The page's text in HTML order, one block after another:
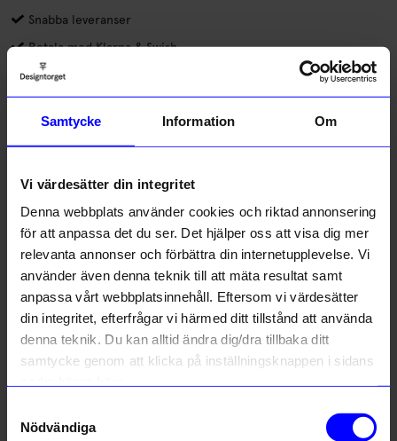
Samtycke Information Om
Vi värdesätter din integritet
Denna webbplats använder cookies och riktad annonsering
för att anpassa det du ser. Det hjälper oss att visa dig mer
relevanta annonser och förbättra din internetupplevelse. Vi
använder även denna teknik till att mäta resultat samt
anpassa vårt webbplatsinnehåll. Eftersom vi värdesätter
din integritet, efterfrågar vi härmed ditt tillstånd att använda
denna teknik. Du kan alltid ändra dig/dra tillbaka ditt
samtycke genom att klicka på inställningsknappen i sidans
Nödvändiga
Snabba leveranser
Betala med Klarna & Swish
DRMZ® är små dekorationer av metall eller gummi som du
fäster på mobilskal eller andra produkter. Alla DRMZ har 3M-
klister på baksidan, dra av skyddsfilmen och placera dina DRMZ
Läs mer
Lagerstatus i butik
Beskrivning
Information
Liknande produkter